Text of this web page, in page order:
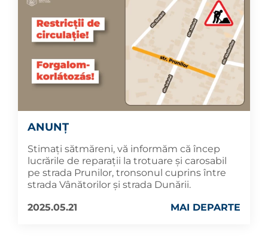
ANUNȚ
Stimați sătmăreni, vă informăm că încep
lucrările de reparații la trotuare și carosabil
pe strada Prunilor, tronsonul cuprins între
strada Vânătorilor și strada Dunării.
2025.05.21
MAI DEPARTE